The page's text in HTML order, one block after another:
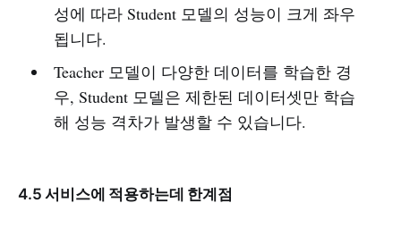
성에 따라 Student 모델의 성능이 크게 좌우
됩니다.
Teacher 모델이 다양한 데이터를 학습한 경
우, Student 모델은 제한된 데이터셋만 학습
해 성능 격차가 발생할 수 있습니다.
4.5 서비스에 적용하는데 한계점